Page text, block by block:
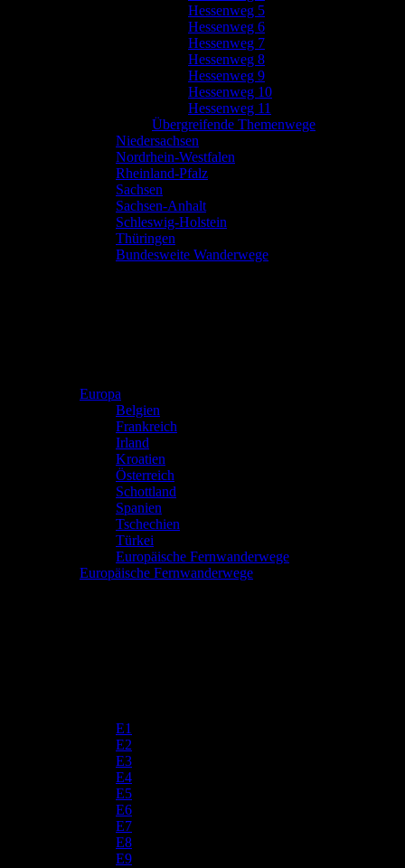
Hessenweg 5
Hessenweg 6
Hessenweg 7
Hessenweg 8
Hessenweg 9
Hessenweg 10
Hessenweg 11
Übergreifende Themenwege
Niedersachsen
Nordrhein-Westfalen
Rheinland-Pfalz
Sachsen
Sachsen-Anhalt
Schleswig-Holstein
Thüringen
Bundesweite Wanderwege
Europa
Belgien
Frankreich
Irland
Kroatien
Österreich
Schottland
Spanien
Tschechien
Türkei
Europäische Fernwanderwege
Europäische Fernwanderwege
E1
E2
E3
E4
E5
E6
E7
E8
E9